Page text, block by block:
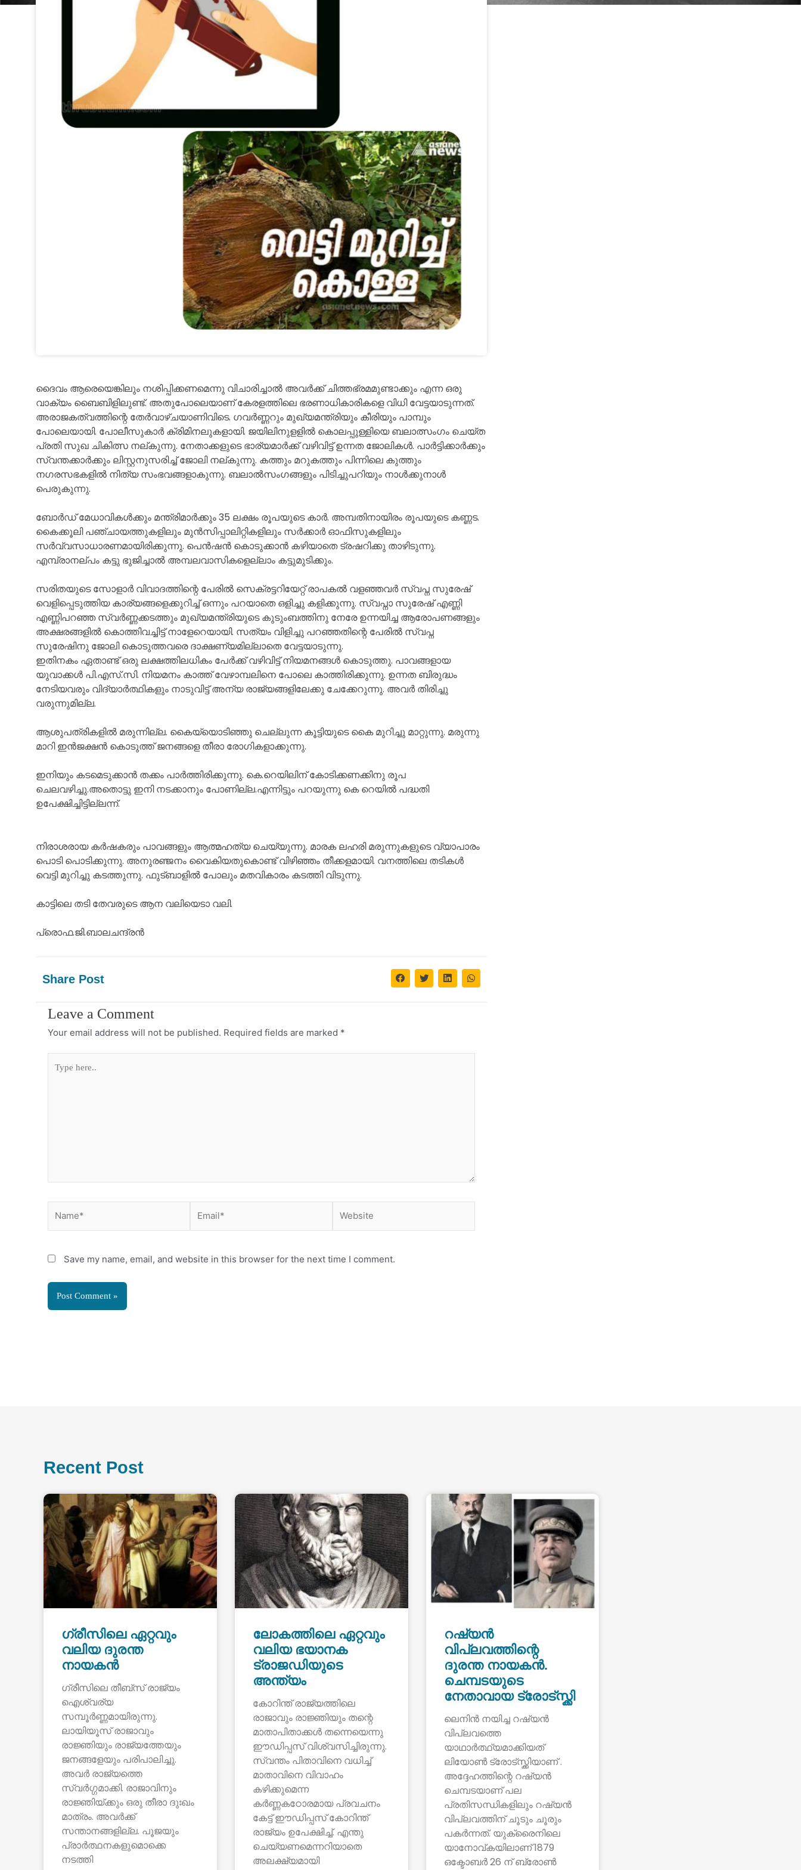
ദൈവം ആരെയെങ്കിലും നശിപ്പിക്കണമെന്നു വിചാരിച്ചാൽ അവർക്ക് ചിത്തഭ്രമമുണ്ടാക്കും എന്ന ഒരു
വാക്യം ബൈബിളിലുണ്ട്. അതുപോലെയാണ് കേരളത്തിലെ ഭരണാധികാരികളെ വിധി വേട്ടയാടുന്നത്.
അരാജകത്വത്തിന്റെ തേർവാഴ്ചയാണിവിടെ. ഗവർണ്ണറും മുഖ്യമന്ത്രിയും കീരിയും പാമ്പും
പോലെയായി. പോലീസുകാർ ക്രിമിനലുകളായി. ജയിലിനുളളിൽ കൊലപ്പുള്ളിയെ ബലാത്സംഗം ചെയ്ത
പ്രതി സുഖ ചികിത്സ നല്കുന്നു. നേതാക്കളുടെ ഭാര്യമാർക്ക് വഴിവിട്ട് ഉന്നത ജോലികൾ. പാർട്ടിക്കാർക്കും
സ്വന്തക്കാർക്കും ലിസ്റ്റനുസരിച്ച് ജോലി നല്കുന്നു. കത്തും മറുകത്തും പിന്നിലെ കുത്തും
നഗരസഭകളിൽ നിത്യ സംഭവങ്ങളാകുന്നു. ബലാൽസംഗങ്ങളും പിടിച്ചുപറിയും നാൾക്കുനാൾ
പെരുകുന്നു.
ബോർഡ് മേധാവികൾക്കും മന്ത്രിമാർക്കും 35 ലക്ഷം രൂപയുടെ കാർ. അമ്പതിനായിരം രൂപയുടെ കണ്ണട.
കൈക്കൂലി പഞ്ചായത്തുകളിലും മുൻസിപ്പാലിറ്റികളിലും സർക്കാർ ഓഫിസുകളിലും
സർവ്വസാധാരണമായിരിക്കുന്നു. പെൻഷൻ കൊടുക്കാൻ കഴിയാതെ ട്രഷറിക്കു താഴിടുന്നു.
എമ്പ്രാനല്പം കട്ടു ഭുജിച്ചാൽ അമ്പലവാസികളെല്ലാം കട്ടുമുടിക്കും.
സരിതയുടെ സോളാർ വിവാദത്തിന്റെ പേരിൽ സെക്രട്ടറിയേറ്റ് രാപകൽ വളഞ്ഞവർ സ്വപ്ന സുരേഷ്
വെളിപ്പെടുത്തിയ കാര്യങ്ങളെക്കുറിച്ച് ഒന്നും പറയാതെ ഒളിച്ചു കളിക്കുന്നു. സ്വപ്നാ സുരേഷ് എണ്ണി
എണ്ണിപറഞ്ഞ സ്വർണ്ണക്കടത്തും മുഖ്യമന്ത്രിയുടെ കുടുംബത്തിനു നേരേ ഉന്നയിച്ച ആരോപണങ്ങളും
അക്ഷരങ്ങളിൽ കൊത്തിവച്ചിട്ട് നാളേറെയായി. സത്യം വിളിച്ചു പറഞ്ഞതിന്റെ പേരിൽ സ്വപ്ന
സുരേഷിനു ജോലി കൊടുത്തവരെ ദാക്ഷണ്യമില്ലാതെ വേട്ടയാടുന്നു.
ഇതിനകം ഏതാണ്ട് ഒരു ലക്ഷത്തിലധികം പേർക്ക് വഴിവിട്ട് നിയമനങ്ങൾ കൊടുത്തു. പാവങ്ങളായ
യുവാക്കൾ പി.എസ്.സി. നിയമനം കാത്ത് വേഴാമ്പലിനെ പോലെ കാത്തിരിക്കുന്നു. ഉന്നത ബിരുദ്ധം
നേടിയവരും വിദ്യാർത്ഥികളും നാടുവിട്ട് അന്യ രാജ്യങ്ങളിലേക്കു ചേക്കേറുന്നു. അവർ തിരിച്ചു
വരുന്നുമില്ല.
ആശുപത്രികളിൽ മരുന്നില്ല. കൈയ്യൊടിഞ്ഞു ചെല്ലുന്ന കൂട്ടിയുടെ കൈ മുറിച്ചു മാറ്റുന്നു. മരുന്നു
മാറി ഇൻജക്ഷൻ കൊടുത്ത് ജനങ്ങളെ തീരാ രോഗികളാക്കുന്നു.
ഇനിയും കടമെടുക്കാൻ തക്കം പാർത്തിരിക്കുന്നു. കെ.റെയിലിന് കോടിക്കണക്കിനു രൂപ
ചെലവഴിച്ചു.അതൊട്ടു ഇനി നടക്കാനും പോണില്ല.എന്നിട്ടും പറയുന്നു കെ റെയിൽ പദ്ധതി
ഉപേക്ഷിച്ചിട്ടില്ലന്ന്.
നിരാശരായ കർഷകരും പാവങ്ങളും ആത്മഹത്യ ചെയ്യുന്നു. മാരക ലഹരി മരുന്നുകളുടെ വ്യാപാരം
പൊടി പൊടിക്കുന്നു. അനുരഞ്ജനം വൈകിയതുകൊണ്ട് വിഴിഞ്ഞം തീക്കളമായി. വനത്തിലെ തടികൾ
വെട്ടി മുറിച്ചു കടത്തുന്നു. ഫുട്ബാളിൽ പോലും മതവികാരം കടത്തി വിടുന്നു.
കാട്ടിലെ തടി തേവരുടെ ആന വലിയെടാ വലി.
പ്രൊഫ.ജി.ബാലചന്ദ്രൻ
Share Post
Leave a Comment
Your email address will not be published. Required fields are marked *
here..
Save my name, email, and website in this browser for the next time I comment.
Recent Post
ഗ്രീസിലെ ഏറ്റവും
വലിയ ദുരന്ത
നായകൻ
ഗ്രീസിലെ തീബ്സ് രാജ്യം
ഐശ്വര്യ
സമ്പൂർണ്ണമായിരുന്നു.
ലായിയൂസ് രാജാവും
രാജ്ഞിയും രാജ്യത്തേയും
ജനങ്ങളേയും പരിപാലിച്ചു.
അവർ രാജ്യത്തെ
സ്വർഗ്ഗമാക്കി. രാജാവിനും
രാജ്ഞിയ്ക്കും ഒരു തീരാ ദുഃഖം
മാത്രം. അവർക്ക്
സന്താനങ്ങളില്ല. പൂജയും
പ്രാർത്ഥനകളുമൊക്കെ
നടത്തി
ലോകത്തിലെ ഏറ്റവും
വലിയ ഭയാനക
ട്രാജഡിയുടെ
അന്ത്യം
കോറിന്ത് രാജ്യത്തിലെ
രാജാവും രാജ്ഞിയും തന്റെ
മാതാപിതാക്കൾ തന്നെയെന്നു
ഈഡിപ്പസ് വിശ്വസിച്ചിരുന്നു.
സ്വന്തം പിതാവിനെ വധിച്ച്
മാതാവിനെ വിവാഹം
കഴിക്കുമെന്ന
കർണ്ണകഠോരമായ പ്രവചനം
കേട്ട് ഈഡിപ്പസ് കോറിന്ത്
രാജ്യം ഉപേക്ഷിച്ച്. എന്തു
ചെയ്യണമെന്നറിയാതെ
അലക്ഷ്യമായി
റഷ്യൻ
വിപ്ലവത്തിന്റെ
ദുരന്ത നായകൻ.
ചെമ്പടയുടെ
നേതാവായ ട്രോട്സ്ക്കി
ലെനിൻ നയിച്ച റഷ്യൻ
വിപ്ലവത്തെ
യാഥാർത്ഥ്യമാക്കിയത്
ലിയോൺ ട്രോട്സ്ക്കിയാണ് .
അദ്ദേഹത്തിന്റെ റഷ്യൻ
ചെമ്പടയാണ് പല
പ്രതിസന്ധികളിലും റഷ്യൻ
വിപ്ലവത്തിന് ചൂടും ചൂരും
പകർന്നത്. യുക്രൈനിലെ
യാനോവ്കയിലാണ് 1879
ഒക്ടോബർ 26 ന് ബ്രോൺ